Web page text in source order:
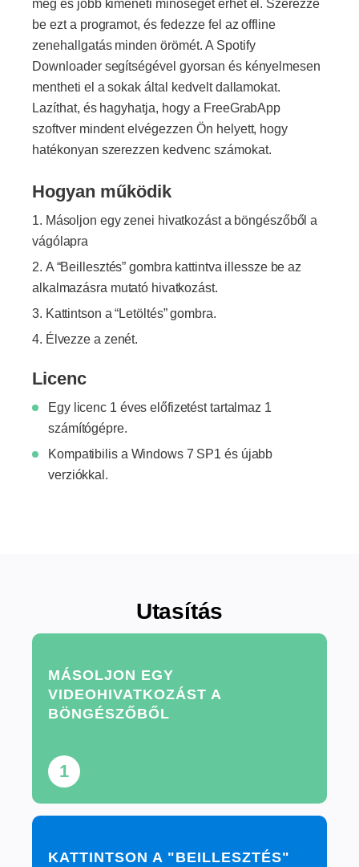
meg és jobb kimeneti minőséget érhet el. Szerezze
be ezt a programot, és fedezze fel az offline
zenehallgatás minden örömét. A Spotify
Downloader segítségével gyorsan és kényelmesen
mentheti el a sokak által kedvelt dallamokat.
Lazíthat, és hagyhatja, hogy a FreeGrabApp
szoftver mindent elvégezzen Ön helyett, hogy
hatékonyan szerezzen kedvenc számokat.
Hogyan működik
Másoljon egy zenei hivatkozást a böngészőből a
vágólapra
A “Beillesztés” gombra kattintva illessze be az
alkalmazásra mutató hivatkozást.
Kattintson a “Letöltés” gombra.
Élvezze a zenét.
Licenc
Egy licenc 1 éves előfizetést tartalmaz 1
számítógépre.
Kompatibilis a Windows 7 SP1 és újabb
verziókkal.
Utasítás
1
MÁSOLJON EGY
VIDEOHIVATKOZÁST A
BÖNGÉSZŐBŐL
KATTINTSON A "BEILLESZTÉS"